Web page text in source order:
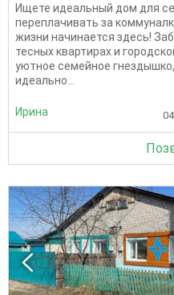
Ищете идеальный дом для
переплачивать за
жизни начинается здесь!
тесных квартирах и
уютное семейное
идеально...
Ирина